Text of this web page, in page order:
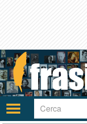
Attiva/disattiva
navigazione